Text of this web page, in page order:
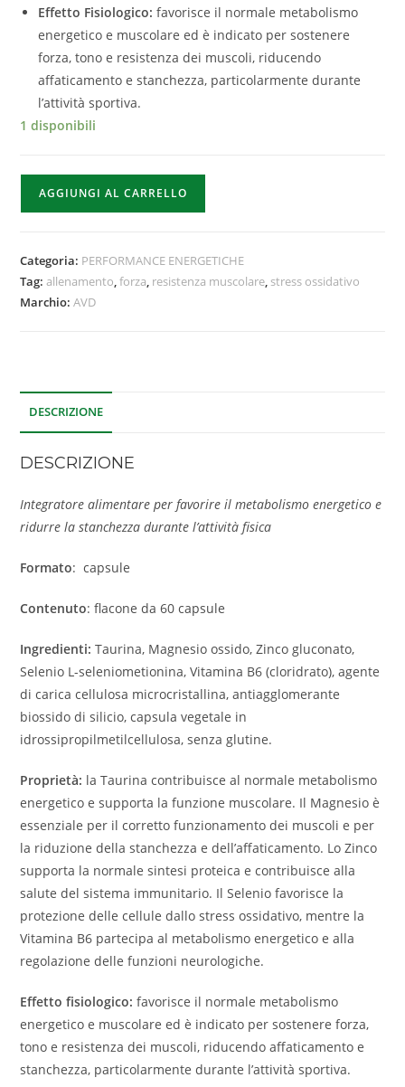
Effetto Fisiologico: favorisce il normale metabolismo
energetico e muscolare ed è indicato per sostenere
forza, tono e resistenza dei muscoli, riducendo
affaticamento e stanchezza, particolarmente durante
l’attività sportiva.
1 disponibili
AGGIUNGI AL CARRELLO
Categoria: PERFORMANCE ENERGETICHE
Tag:allenamento,forza, resistenza muscolare, stress ossidativo
Marchio:AVD
DESCRIZIONE
DESCRIZIONE
Integratore alimentare per favorire il metabolismo energetico e
ridurre la stanchezza durante l’attività fisica
Formato: capsule
Contenuto: flacone da 60 capsule
Ingredienti:Taurina, Magnesio ossido, Zinco gluconato,
Selenio L-seleniometionina, Vitamina B6 (cloridrato), agente
di carica cellulosa microcristallina, antiagglomerante
biossido di silicio, capsula vegetale in
idrossipropilmetilcellulosa, senza glutine.
Proprietà: la Taurina contribuisce al normale metabolismo
energetico e supporta la funzione muscolare. Il Magnesio è
essenziale per il corretto funzionamento dei muscoli e per
la riduzione della stanchezza e dell’affaticamento. Lo Zinco
supporta la normale sintesi proteica e contribuisce alla
salute del sistema immunitario. Il Selenio favorisce la
protezione delle cellule dallo stress ossidativo, mentre la
Vitamina B6 partecipa al metabolismo energetico e alla
regolazione delle funzioni neurologiche.
Effetto fisiologico:favorisce il normale metabolismo
energetico e muscolare ed è indicato per sostenere forza,
tono e resistenza dei muscoli, riducendo affaticamento e
stanchezza, particolarmente durante l’attività sportiva.